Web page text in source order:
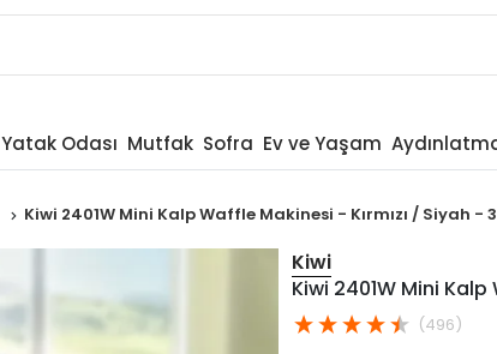
Yatak Odası Mutfak Sofra Ev ve Yaşam
Kiwi 2401W Mini Kalp Waffle Makinesi - Kırmızı / Siyah -
Kiwi
Kiwi 2401W Mini
(496)